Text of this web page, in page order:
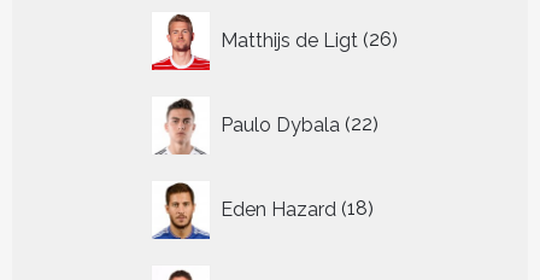
Matthijs de Ligt 26
producten
Paulo Dybala 22
producten
Eden Hazard 18
producten